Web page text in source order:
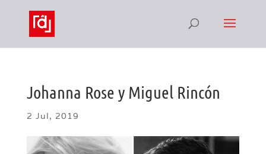
Johanna Rose y Miguel Rincón
2 Jul, 2019